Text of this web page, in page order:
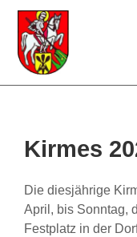
Kirmes
Die diesjährige
April, bis Sonntag,
Festplatz in der